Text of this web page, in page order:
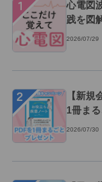
１
心電図
践を図
2026/07/29
２
【新規
1冊ま
2026/07/30